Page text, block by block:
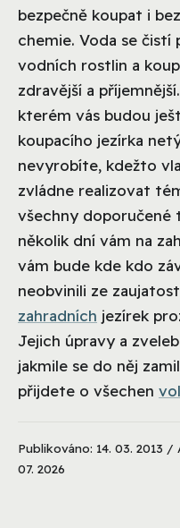
bezpečně koupat i
chemie. Voda se
vodních rostlin a
zdravější a
kterém vás budou
koupacího jezírka
nevyrobíte, kdežto
zvládne realizovat
všechny doporučené
několik dní vám na
vám bude kde kdo
neobvinili ze
zahradních jezírek
Jejich úpravy a
jakmile se do něj
přijdete o všechen
Publikováno: 14. 03. 2013 /
07. 2026